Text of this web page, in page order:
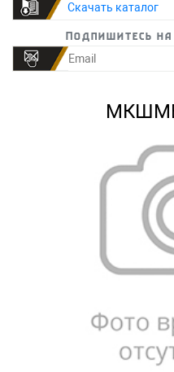
Скачать каталог
Подпишитесь на